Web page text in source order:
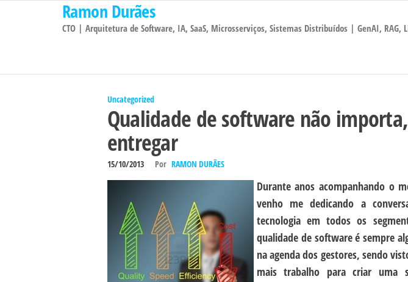
Ramon Durães
CTO | Arquitetura de Software, IA, SaaS, Microsserviços, Sistemas Distribuídos | GenAI,
Uncategorized
Qualidade de software não
entregar
15/10/2013 Por RAMON DURÃES
Durante anos acompanhando o
venho me dedicando a
tecnologia em todos os
qualidade de software é sempre
na agenda dos gestores, sendo
mais trabalho para criar uma